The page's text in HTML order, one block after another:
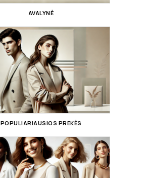
AVALYNĖ
POPULIARIAUSIOS PREKĖS